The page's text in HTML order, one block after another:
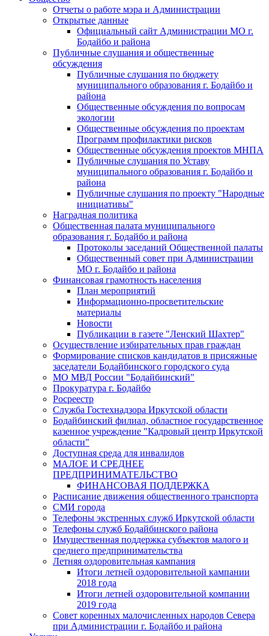
Отчеты о работе мэра и Администрации
Открытые данные
Официальный сайт Администрации МО г.
Бодайбо и района
Публичные слушания и общественные
обсуждения
Публичные слушания по бюджету
муниципального образования г. Бодайбо и
района
Общественные обсуждения по вопросам
экологии
Общественные обсуждения по проектам
Программ профилактики рисков
Общественные обсуждения проектов МНПА
Публичные слушания по Уставу
муниципального образования г. Бодайбо и
района
Публичные слушания по проекту "Народные
инициативы"
Наградная политика
Общественная палата муниципального
образования г. Бодайбо и района
Протоколы заседаний Общественной палаты
Общественный совет при Администрации
МО г. Бодайбо и района
Финансовая грамотность населения
План мероприятий
Информационно-просветительские
материалы
Новости
Публикации в газете "Ленский Шахтер"
Осуществление избирательных прав граждан
Формирование списков кандидатов в присяжные
заседатели Бодайбинского городского суда
МО МВД России "Бодайбинский"
Прокуратура г. Бодайбо
Росреестр
Служба Гостехнадзора Иркутской области
Бодайбинский филиал, областное государственное
казенное учреждение "Кадровый центр Иркутской
области"
Доступная среда для инвалидов
МАЛОЕ И СРЕДНЕЕ
ПРЕДПРИНИМАТЕЛЬСТВО
ФИНАНСОВАЯ ПОДДЕРЖКА
Расписание движения общественного транспорта
СМИ города
Телефоны экстренных служб Иркутской области
Телефоны служб Бодайбинского района
Имущественная поддержка субъектов малого и
среднего предпринимательства
Летняя оздоровительная кампания
Итоги летней оздоровительной кампании
2018 года
Итоги летней оздоровительной компании
2019 года
Совет коренных малочисленных народов Севера
при Администрации г. Бодайбо и района